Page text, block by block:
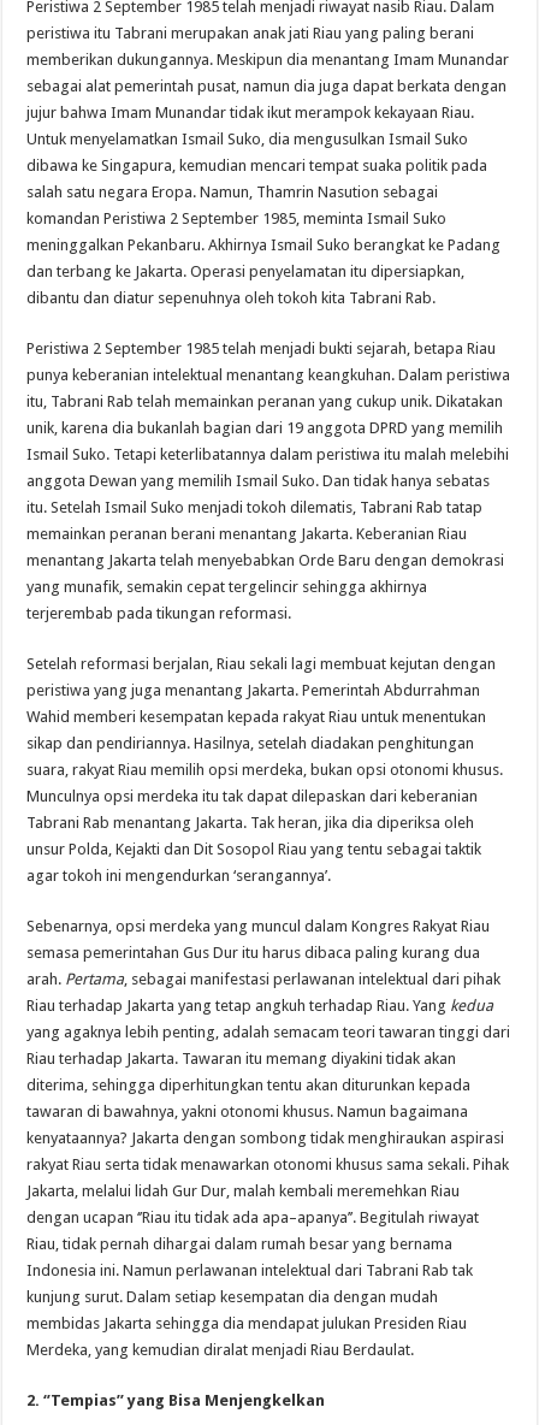
Peristiwa 2 September 1985 telah menjadi riwayat nasib Riau. Dalam
peristiwa itu Tabrani merupakan anak jati Riau yang paling berani
memberikan dukungannya. Meskipun dia menantang Imam Munandar
sebagai alat pemerintah pusat, namun dia juga dapat berkata dengan
jujur bahwa Imam Munandar tidak ikut merampok kekayaan Riau.
Untuk menyelamatkan Ismail Suko, dia mengusulkan Ismail Suko
dibawa ke Singapura, kemudian mencari tempat suaka politik pada
salah satu negara Eropa. Namun, Thamrin Nasution sebagai
komandan Peristiwa 2 September 1985, meminta Ismail Suko
meninggalkan Pekanbaru. Akhirnya Ismail Suko berangkat ke Padang
dan terbang ke Jakarta. Operasi penyelamatan itu dipersiapkan,
dibantu dan diatur sepenuhnya oleh tokoh kita Tabrani Rab.
Peristiwa 2 September 1985 telah menjadi bukti sejarah, betapa Riau
punya keberanian intelektual menantang keangkuhan. Dalam peristiwa
itu, Tabrani Rab telah memainkan peranan yang cukup unik. Dikatakan
unik, karena dia bukanlah bagian dari 19 anggota DPRD yang memilih
Ismail Suko. Tetapi keterlibatannya dalam peristiwa itu malah melebihi
anggota Dewan yang memilih Ismail Suko. Dan tidak hanya sebatas
itu. Setelah Ismail Suko menjadi tokoh dilematis, Tabrani Rab tatap
memainkan peranan berani menantang Jakarta. Keberanian Riau
menantang Jakarta telah menyebabkan Orde Baru dengan demokrasi
yang munafik, semakin cepat tergelincir sehingga akhirnya
terjerembab pada tikungan reformasi.
Setelah reformasi berjalan, Riau sekali lagi membuat kejutan dengan
peristiwa yang juga menantang Jakarta. Pemerintah Abdurrahman
Wahid memberi kesempatan kepada rakyat Riau untuk menentukan
sikap dan pendiriannya. Hasilnya, setelah diadakan penghitungan
suara, rakyat Riau memilih opsi merdeka, bukan opsi otonomi khusus.
Munculnya opsi merdeka itu tak dapat dilepaskan dari keberanian
Tabrani Rab menantang Jakarta. Tak heran, jika dia diperiksa oleh
unsur Polda, Kejakti dan Dit Sosopol Riau yang tentu sebagai taktik
agar tokoh ini mengendurkan ‘serangannya’.
Sebenarnya, opsi merdeka yang muncul dalam Kongres Rakyat Riau
semasa pemerintahan Gus Dur itu harus dibaca paling kurang dua
arah. Pertama, sebagai manifestasi perlawanan intelektual dari pihak
Riau terhadap Jakarta yang tetap angkuh terhadap Riau. Yang kedua
yang agaknya lebih penting, adalah semacam teori tawaran tinggi dari
Riau terhadap Jakarta. Tawaran itu memang diyakini tidak akan
diterima, sehingga diperhitungkan tentu akan diturunkan kepada
tawaran di bawahnya, yakni otonomi khusus. Namun bagaimana
kenyataannya? Jakarta dengan sombong tidak menghiraukan aspirasi
rakyat Riau serta tidak menawarkan otonomi khusus sama sekali. Pihak
Jakarta, melalui lidah Gur Dur, malah kembali meremehkan Riau
dengan ucapan ‘’Riau itu tidak ada apa–apanya’’. Begitulah riwayat
Riau, tidak pernah dihargai dalam rumah besar yang bernama
Indonesia ini. Namun perlawanan intelektual dari Tabrani Rab tak
kunjung surut. Dalam setiap kesempatan dia dengan mudah
membidas Jakarta sehingga dia mendapat julukan Presiden Riau
Merdeka, yang kemudian diralat menjadi Riau Berdaulat.
2. ‘’Tempias’’ yang Bisa Menjengkelkan